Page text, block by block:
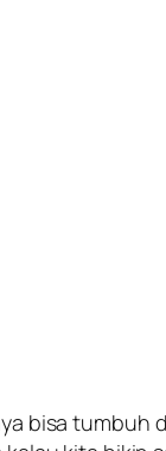
bisa tumbuh